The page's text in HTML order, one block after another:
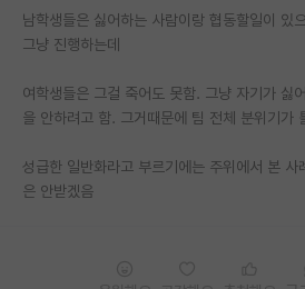
임용 정보 게시판
학부 인턴 게시판
취업 게시판
임용 후기 게시판
남학생들은 싫어하는 사람이랑 협동할일이 있
그냥 진행하는데
여학생들은 그걸 죽어도 못함. 그냥 자기가 싫
을 안하려고 함. 그거때문에 팀 전체 분위기가
성급한 일반화라고 부르기에는 주위에서 본
은 안받겠음